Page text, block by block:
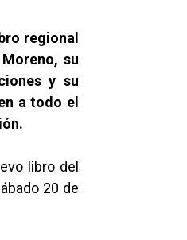
regional
su
y su
a todo el
libro del
20 de